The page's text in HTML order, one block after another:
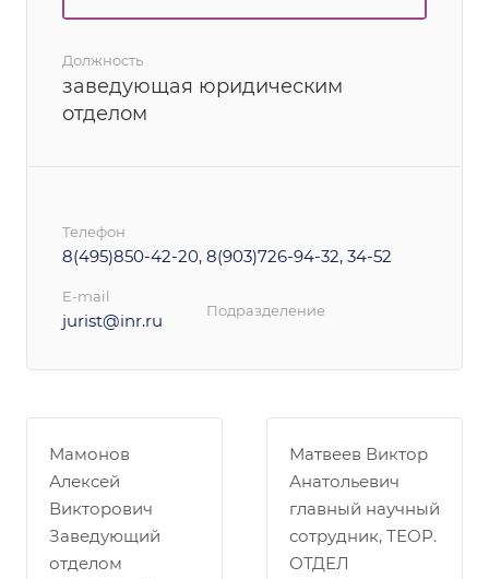
Должность
заведующая юридическим
отделом
Телефон
8(495)850-42-20, 8(903)726-94-32, 34-52
E-mail
jurist@inr.ru
Подразделение
Мамонов
Алексей
Викторович
Заведующий
отделом
Матвеев Виктор
Анатольевич
главный научный
сотрудник, ТЕОР.
ОТДЕЛ